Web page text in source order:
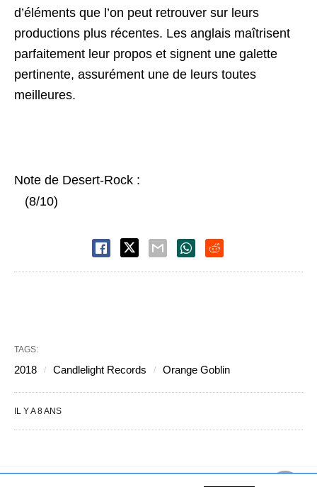
d’éléments que l’on peut retrouver sur leurs
productions plus récentes. Les anglais maîtrisent
parfaitement leur propos et signent une galette
pertinente, assurément une de leurs toutes
meilleures.
Note de Desert-Rock :
(8/10)
TAGS:
2018 Candlelight Records Orange Goblin
IL Y A 8 ANS